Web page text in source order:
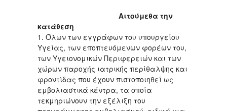
Αιτούμεθα την
κατάθεση
1. Όλων των εγγράφων του υπουργείου
Υγείας, των εποπτευόμενων φορέων του,
των Υγειονομικών Περιφερειών και των
χώρων παροχής ιατρικής περίθαλψης και
φροντίδας που έχουν πιστοποιηθεί ως
εμβολιαστικά κέντρα, τα οποία
τεκμηριώνουν την εξέλιξη του